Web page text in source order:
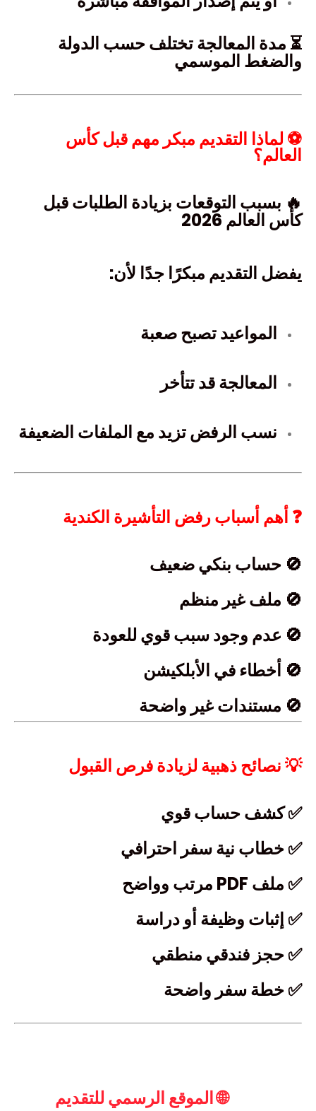
⏳ مدة المعالجة تختلف حسب الدولة
والضغط الموسمي
⚽ لماذا التقديم مبكر مهم قبل كأس
العالم؟
🔥 بسبب التوقعات بزيادة الطلبات قبل
كأس العالم 2026
يفضل التقديم مبكرًا جدًا لأن:
المواعيد تصبح صعبة
المعالجة قد تتأخر
نسب الرفض تزيد مع الملفات الضعيفة
❓ أهم أسباب رفض التأشيرة الكندية
🚫 حساب بنكي ضعيف
🚫 ملف غير منظم
🚫 عدم وجود سبب قوي للعودة
🚫 أخطاء في الأبلكيشن
🚫 مستندات غير واضحة
💡 نصائح ذهبية لزيادة فرص القبول
✅ كشف حساب قوي
✅ خطاب نية سفر احترافي
✅ ملف PDF مرتب وواضح
✅ إثبات وظيفة أو دراسة
✅ حجز فندقي منطقي
✅ خطة سفر واضحة
🌐 الموقع الرسمي للتقديم